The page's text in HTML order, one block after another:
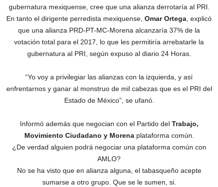
gubernatura mexiquense, cree que una alianza derrotaría al PRI.
En tanto el dirigente perredista mexiquense, Omar Ortega , explicó
que una alianza PRD-PT-MC-Morena alcanzaría 37% de la
votación total para el 2017, lo que les permitiría arrebatarle la
gubernatura al PRI, según expuso al diario 24 Horas.
“Yo voy a privilegiar las alianzas con la izquierda, y así
enfrentarnos y ganar al monstruo de mil cabezas que es el PRI del
Estado de México”, se ufanó.
Informó además que negocian con el Partido del Trabajo,
Movimiento Ciudadano y Morenaplataforma común.
¿De verdad alguien podrá negociar una plataforma común con
AMLO?
No se ha visto que en alianza alguna, el tabasqueño acepte
sumarse a otro grupo. Que se le sumen, si.